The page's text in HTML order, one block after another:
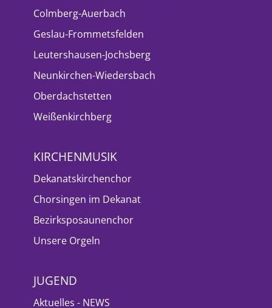
Colmberg-Auerbach
Geslau-Frommetsfelden
Leutershausen-Jochsberg
Neunkirchen-Wiedersbach
Oberdachstetten
Weißenkirchberg
KIRCHENMUSIK
Dekanatskirchenchor
Chorsingen im Dekanat
Bezirksposaunenchor
Unsere Orgeln
JUGEND
Aktuelles - NEWS